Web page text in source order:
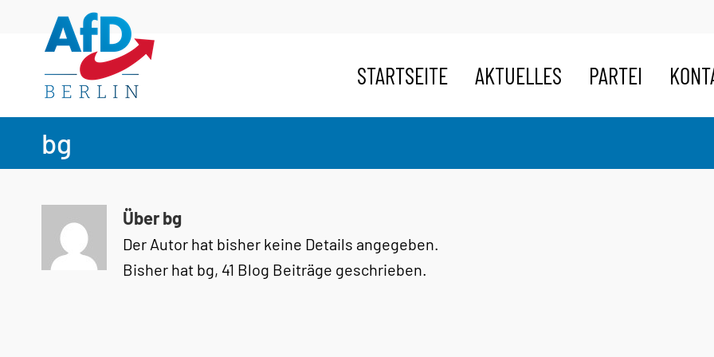
STARTSEITE AKTUELLES PARTEI
bg
Überbg
Der Autor hat bisher keine Details angegeben.
Bisher hat bg, 41 Blog Beiträge geschrieben.